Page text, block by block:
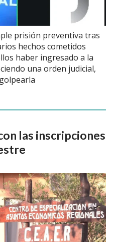
prisión preventiva tras
hechos cometidos
haber ingresado a la
una orden judicial,
las inscripciones